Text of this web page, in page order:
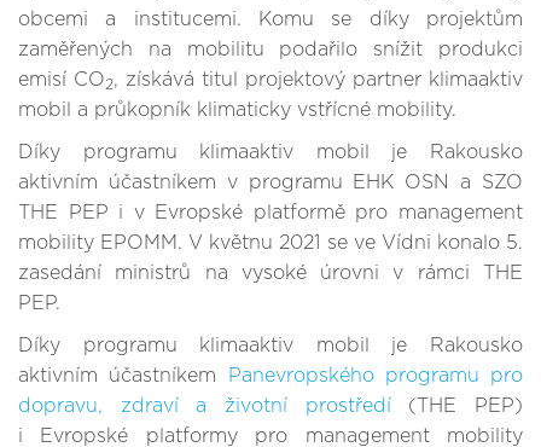
obcemi a institucemi. Komu se díky projektům
zaměřených na mobilitu podařilo snížit produkci
emisí CO2, získává titul projektový partner klimaaktiv
mobil a průkopník klimaticky vstřícné mobility.
Díky programu klimaaktiv mobil je Rakousko
aktivním účastníkem v programu EHK OSN a SZO
THE PEP i v Evropské platformě pro management
mobility EPOMM. V květnu 2021 se ve Vídni konalo 5.
zasedání ministrů na vysoké úrovni v rámci THE
PEP.
Díky programu klimaaktiv mobil je Rakousko
aktivním účastníkem
Panevropského programu pro
dopravu, zdraví a životní prostředí (THE PEP)
i Evropské platformy pro management mobility